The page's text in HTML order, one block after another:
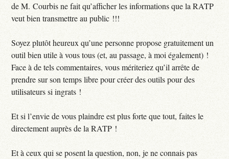
de M. Courbis ne fait qu’afficher les informations que la RATP
veut bien transmettre au public !!!
Soyez plutôt heureux qu’une personne propose gratuitement un
outil bien utile à vous tous (et, au passage, à moi également) !
Face à de tels commentaires, vous mériteriez qu’il arrête de
prendre sur son temps libre pour créer des outils pour des
utilisateurs si ingrats !
Et si l’envie de vous plaindre est plus forte que tout, faites le
directement auprès de la RATP !
Et à ceux qui se posent la question, non, je ne connais pas